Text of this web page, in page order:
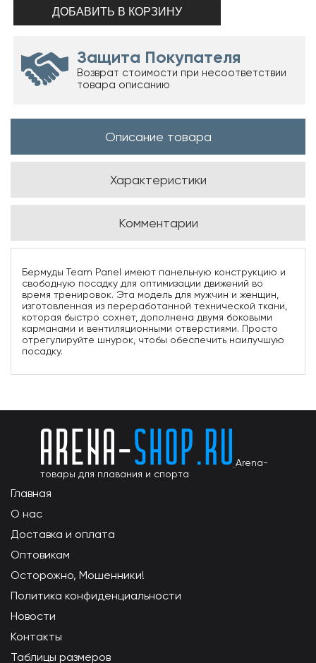
Защита Покупателя
Возврат стоимости при несоответствии
товара описанию
Описание товара
Характеристики
Комментарии
Бермуды Team Panel имеют панельную конструкцию и
свободную посадку для оптимизации движений во
время тренировок. Эта модель для мужчин и женщин,
изготовленная из переработанной технической ткани,
которая быстро сохнет, дополнена двумя боковыми
карманами и вентиляционными отверстиями. Просто
отрегулируйте шнурок, чтобы обеспечить наилучшую
посадку.
Arena-
товары для плавания и спорта
Главная
О нас
Доставка и оплата
Оптовикам
Осторожно, Мошенники!
Политика конфиденциальности
Новости
Контакты
Таблицы размеров